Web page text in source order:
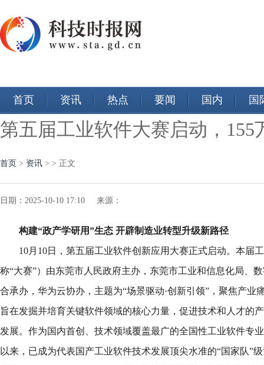
首页 资讯 热点 要闻 国内 国
第五届工业软件大赛启动，
首页 > 资讯 > > 正文
日期：2025-10-10 17:10 来源：
构建“政产学研用”生态 开辟制造业转型升级新路径
10月10日，第五届工业软件创新应用大赛正式启动。本届
称“大赛”）由东莞市人民政府主办，东莞市工业和信息化局、
合承办，华为云协办，主题为“场景驱动·创新引领”，聚焦产业
旨在发掘并培育关键软件领域的核心力量，促进技术和人才的
发展。作为国内首创、技术领域覆盖最广的全国性工业软件专
以来，已成为代表国产工业软件技术发展顶尖水准的“国家队”